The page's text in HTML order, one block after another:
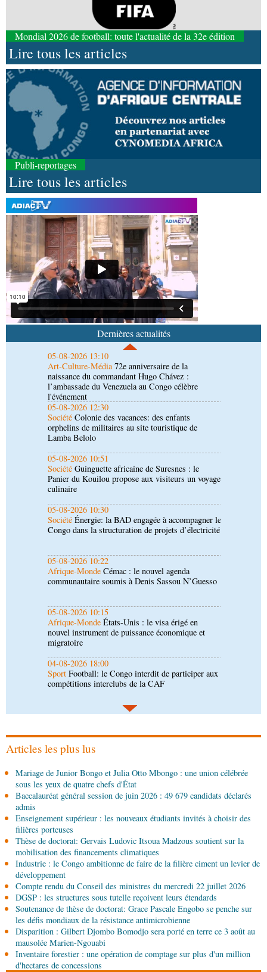
Mondial 2026 de football: toute l'actualité de la 32e édition
Lire tous les articles
Publi-reportages
Lire tous les articles
Dernières actualités
05-08-2026 22:10
ÉconomieEconomie : un accord signé à Pointe-
Noire pour la valorisation des produits forestiers
non ligneux
05-08-2026 17:32
SportHandball: le tournoi de gala se poursuit
72e anniversaire de la
naissance du commandant Hugo Chávez :
l’ambassade du Venezuela au Congo célèbre
l'événement
05-08-2026 12:30
SociétéColonie des vacances: des enfants
orphelins de militaires au site touristique de
Lamba Belolo
05-08-2026 10:51
Société Guinguette africaine de Suresnes : le
Panier du Kouilou propose aux visiteurs un voyage
culinaire
05-08-2026 10:30
Société Énergie: la BAD engagée à accompagner le
Congo dans la structuration de projets d’électricité
05-08-2026 10:22
Afrique-Monde Cémac : le nouvel agenda
communautaire soumis à Denis Sassou N’Guesso
05-08-2026 10:15
Afrique-Monde États-Unis : le visa érigé en
nouvel instrument de puissance économique et
04-08-2026 18:00
SportFootball: le Congo interdit de participer aux
compétitions interclubs de la CAF
04-08-2026 17:45
ÉconomieMinistère du Développement industriel :
le défi du renouveau
04-08-2026 17:45
formés aux métiers de l’hôtellerie
ÉconomieDéveloppement industriel : visite des
installations de Sofatt Industrie
04-08-2026 16:45
Économie
Rheinland rejoint le dispositif national
04-08-2026 14:00
Sport
Brazzaville au sommet d'une édition remarquable
04-08-2026 12:30
Afrique-MondeAfrique centrale : la Banque
mondiale finance la modernisation du corridor
routier Bangui-Douala
Articles les plus lus
Mariage de Junior Bongo et Julia Otto Mbongo : une union célébrée
sous les yeux de quatre chefs d'État
Baccalauréat général session de juin 2026 : 49 679 candidats déclarés
admis
Enseignement supérieur : les nouveaux étudiants invités à choisir des
filières porteuses
Thèse de doctorat: Gervais Ludovic Itsoua Madzous soutient sur la
mobilisation des financements climatiques
Industrie : le Congo ambitionne de faire de la filière ciment un levier de
développement
Compte rendu du Conseil des ministres du mercredi 22 juillet 2026
DGSP : les structures sous tutelle reçoivent leurs étendards
Soutenance de thèse de doctorat: Grace Pascale Engobo se penche sur
les défis mondiaux de la résistance antimicrobienne
Disparition : Gilbert Djombo Bomodjo sera porté en terre ce 3 août au
mausolée Marien-Ngouabi
Inventaire forestier : une opération de comptage sur plus d'un million
d'hectares de concessions